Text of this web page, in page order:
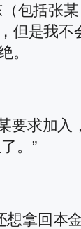
包括张
是我不
。
要求加入
。”
拿回本